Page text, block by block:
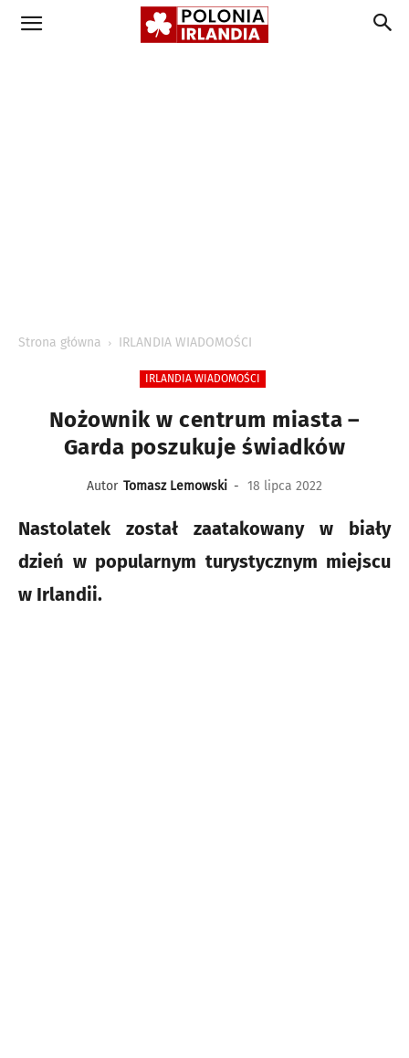
Strona główna IRLANDIA WIADOMOŚCI
IRLANDIA WIADOMOŚCI
Nożownik w centrum miasta –
Garda poszukuje świadków
Autor Tomasz Lemowski - 18 lipca 2022
Nastolatek został zaatakowany w biały
dzień w popularnym turystycznym miejscu
w Irlandii.